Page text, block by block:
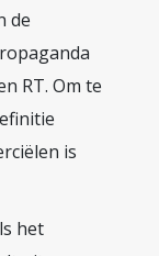
de
RT. Om te
is
het